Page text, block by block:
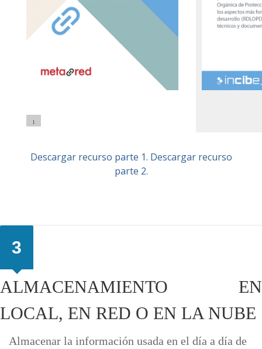
15
Descargar recurso parte 1. Descargar recurso
parte 2.
3
ALMACENAMIENTO EN
LOCAL, EN RED O EN LA NUBE
Almacenar la información usada en el día a día de